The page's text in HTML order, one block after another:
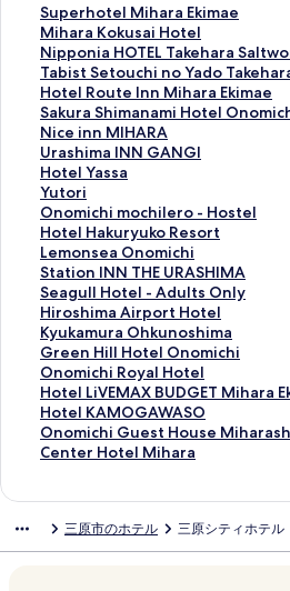
Superhotel Mihara Ekimae
S
u
p
e
r
h
o
t
e
l
M
i
h
a
r
a
E
k
i
m
a
e
の
を
開
Mihara Kokusai Hotel
M
i
h
a
r
a
K
o
k
u
s
a
i
H
o
t
e
l
の
ペ
ー
ジ
リ
ン
Nipponia HOTEL Takehara
N
i
p
p
o
n
i
a
H
O
T
E
L
T
a
k
e
h
a
r
a
w
Tabist Setouchi no Yado
T
a
b
i
s
t
S
e
t
o
u
c
h
i
n
o
Y
a
d
o
h
Hotel Route Inn Mihara Ekimae
H
o
t
e
l
R
o
u
t
e
I
n
n
M
i
h
a
r
a
m
a
Sakura Shimanami Hotel
S
a
k
u
r
a
S
h
i
m
a
n
a
m
i
H
o
t
o
Nice inn MIHARA
N
i
c
e
i
n
n
M
I
H
A
R
A
の
ペ
ー
ジ
リ
ン
Urashima INN GANGI
U
r
a
s
h
i
m
a
I
N
N
G
A
N
G
I
ジ
を
Hotel Yassa
H
o
t
e
l
Y
a
s
s
a
の
ペ
ー
ジ
を
ン
ク
Yutori
Y
u
t
o
r
i
の
ペ
ー
ジ
を
開
く
リ
Onomichi mochilero - Hostel
O
n
o
m
i
c
h
i
m
o
c
h
i
-
Hotel Hakuryuko Resort
H
o
t
e
l
H
a
k
u
r
y
u
s
Lemonsea Onomichi
L
e
m
o
n
s
e
a
O
n
o
i
Station INN THE URASHIMA
S
t
a
t
i
o
n
I
N
N
R
Seagull Hotel - Adults Only
S
e
a
g
u
l
l
H
o
A
Hiroshima Airport Hotel
H
i
r
o
s
h
i
m
p
Kyukamura Ohkunoshima
K
y
u
k
a
m
u
k
Green Hill Hotel Onomichi
G
r
e
e
n
H
o
Onomichi Royal Hotel
O
n
o
m
i
o
Hotel LiVEMAX BUDGET Mihara
H
o
t
e
E
Hotel KAMOGAWASO
H
o
t
M
Onomichi Guest House
O
n
h
Center Hotel Mihara
C
r
三原市のホテル 三原シティホテル